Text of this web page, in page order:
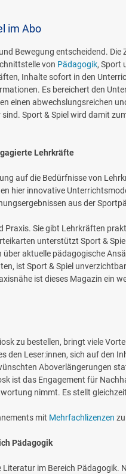
im Abo
Bewegung entscheidend.
von Pädagogik, Sport
Inhalte sofort in den
Es bereichert den
einen abwechslungsreichen
Sport & Spiel wird damit
Lehrkräfte
auf die Bedürfnisse von
hier innovative
aus der
Praxis. Sie gibt Lehrkräften
unterstützt Sport &
aktuelle pädagogische
ist Sport & Spiel
ist dieses Magazin ein
zu bestellen, bringt viele
den Leser:innen, sich auf den
Aboverlängerungen
ist das Engagement für
nimmt. Es stellt
mit Mehrfachlizenzen
Pädagogik
im Bereich Pädagogik.